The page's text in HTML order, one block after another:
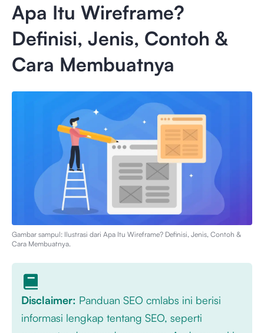
Apa Itu Wireframe?
Definisi, Jenis, Contoh &
Cara Membuatnya
Gambar sampul: Ilustrasi dari Apa Itu Wireframe? Definisi, Jenis, Contoh &
Cara Membuatnya.
Disclaimer: Panduan SEO cmlabs ini berisi
informasi lengkap tentang SEO, seperti